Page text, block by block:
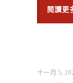
閱讀更
十一月 5,